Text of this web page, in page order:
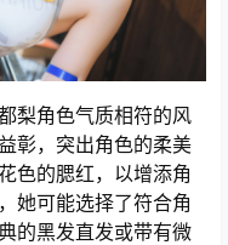
梨角色气质相符的风
彰，突出角色的柔美
色的腮红，以增添角
她可能选择了符合角
的黑发直发或带有微